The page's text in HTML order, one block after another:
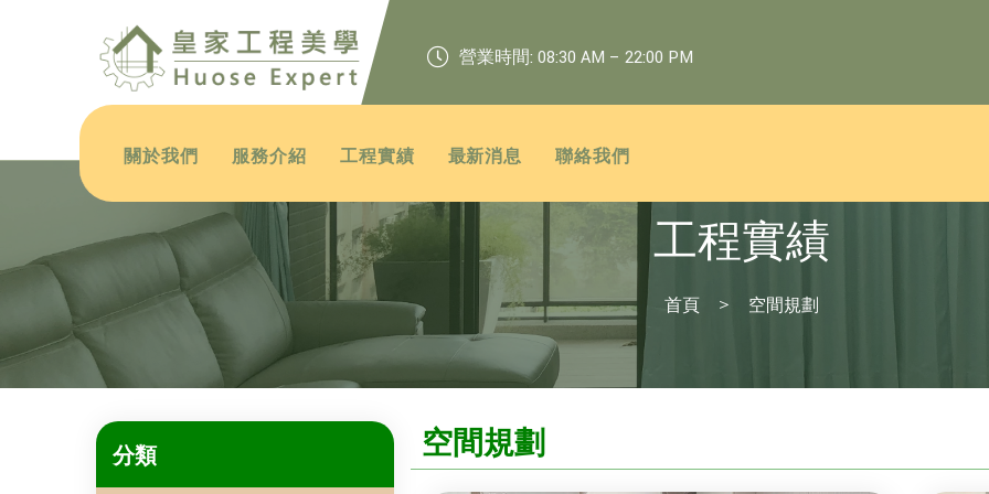
營業時間: 08:30 AM – 22:00 PM
關於我們 服務介紹 工程實績 最新消息 聯絡我們
工程實績
首頁 空間規劃
分類 空間規劃